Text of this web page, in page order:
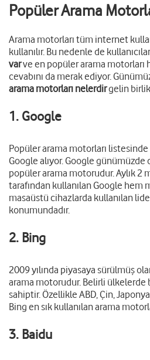
Popüler Arama
Arama motorları tüm internet
kullanılır. Bu nedenle de
varve en popüler arama motorları
cevabını da merak ediyor.
arama motorları nelerdirgelin
1. Google
Popüler arama motorları listesinde
Google alıyor. Google günümüzde
popüler arama motorudur. Aylık 2
tarafından kullanılan Google hem
masaüstü cihazlarda kullanılan
konumundadır.
2. Bing
2009 yılında piyasaya sürülmüş
arama motorudur. Belirli
sahiptir. Özellikle ABD, Çin,
Bing en sık kullanılan arama
3. Baidu